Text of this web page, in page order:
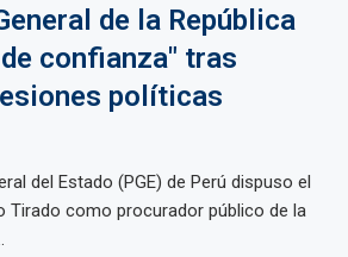
de la República
confianza" tras
políticas
del Estado (PGE) de Perú dispuso el
Tirado como procurador público de la